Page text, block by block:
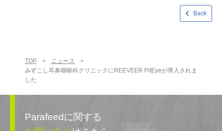
Back
TOP > ニュース
>
みずこし耳鼻咽喉科クリニックにREEVEER PitEyeが導入されま
した
Parafeedに関する